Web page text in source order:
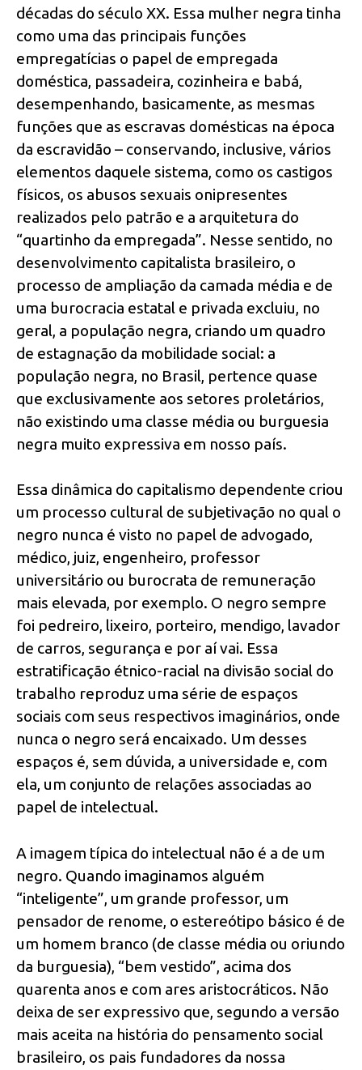
décadas do século XX. Essa mulher negra tinha
como uma das principais funções
empregatícias o papel de empregada
doméstica, passadeira, cozinheira e babá,
desempenhando, basicamente, as mesmas
funções que as escravas domésticas na época
da escravidão – conservando, inclusive, vários
elementos daquele sistema, como os castigos
físicos, os abusos sexuais onipresentes
realizados pelo patrão e a arquitetura do
“quartinho da empregada”. Nesse sentido, no
desenvolvimento capitalista brasileiro, o
processo de ampliação da camada média e de
uma burocracia estatal e privada excluiu, no
geral, a população negra, criando um quadro
de estagnação da mobilidade social: a
população negra, no Brasil, pertence quase
que exclusivamente aos setores proletários,
não existindo uma classe média ou burguesia
negra muito expressiva em nosso país.
Essa dinâmica do capitalismo dependente criou
um processo cultural de subjetivação no qual o
negro nunca é visto no papel de advogado,
médico, juiz, engenheiro, professor
universitário ou burocrata de remuneração
mais elevada, por exemplo. O negro sempre
foi pedreiro, lixeiro, porteiro, mendigo, lavador
de carros, segurança e por aí vai. Essa
estratificação étnico-racial na divisão social do
trabalho reproduz uma série de espaços
sociais com seus respectivos imaginários, onde
nunca o negro será encaixado. Um desses
espaços é, sem dúvida, a universidade e, com
ela, um conjunto de relações associadas ao
papel de intelectual.
A imagem típica do intelectual não é a de um
negro. Quando imaginamos alguém
“inteligente”, um grande professor, um
pensador de renome, o estereótipo básico é de
um homem branco (de classe média ou oriundo
da burguesia), “bem vestido”, acima dos
quarenta anos e com ares aristocráticos. Não
deixa de ser expressivo que, segundo a versão
mais aceita na história do pensamento social
brasileiro, os pais fundadores da nossa